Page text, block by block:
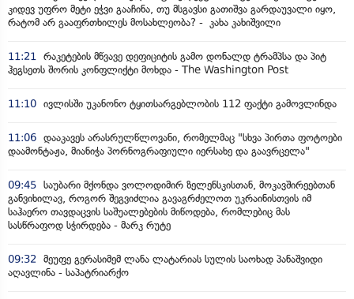
კიდევ უფრო მეტი ეჭვი გააჩინა, თუ მსგავსი გათიშვა გარდაუვალი იყო,
რატომ არ გააფრთხილეს მოსახლეობა? - კახა კახიშვილი
11:21
რაკეტების მწვავე დეფიციტის გამო დონალდ ტრამპსა და პიტ
ჰეგსეთს შორის კონფლიქტი მოხდა - The Washington Post
11:10 ივლისში უკანონო ტყითსარგებლობის 112 ფაქტი გამოვლინდა
11:06 დააკავეს არასრულწლოვანი, რომელმაც "სხვა პირთა ფოტოები
დაამონტაჟა, მიანიჭა პორნოგრაფიული იერსახე და გაავრცელა"
09:45 საუბარი მქონდა ვოლოდიმირ ზელენსკისთან, მოკავშირეებთან
განვიხილავ, როგორ შეგვიძლია გავაგრძელოთ უკრაინისთვის იმ
საჰაერო თავდაცვის საშუალებების მიწოდება, რომლებიც მას
სასწრაფოდ სჭირდება - მარკ რუტე
09:32
მეუფე გერასიმემ ლანა ლატარიას სულის საოხად პანაშვიდი
აღავლინა - საპატრიარქო